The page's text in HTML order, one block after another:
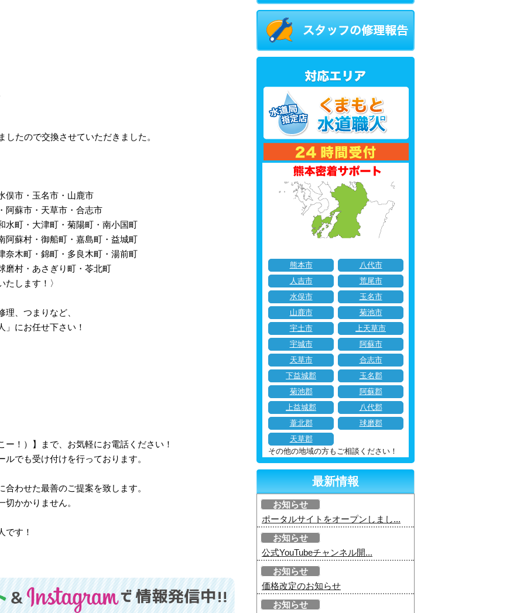
たので交換させていただきました。
俣市・玉名市・山鹿市
阿蘇市・天草市・合志市
水町・大津町・菊陽町・南小国町
阿蘇村・御船町・嘉島町・益城町
奈木町・錦町・多良木町・湯前町
磨村・あさぎり町・苓北町
たします！〉
、つまりなど、
」にお任せ下さい！
ー！）】まで、お気軽にお電話ください！
でも受け付けを行っております。
わせた最善のご提案を致します。
かかりません。
です！
熊本市
八代市
人吉市
荒尾市
水俣市
玉名市
山鹿市
菊池市
宇土市
上天草市
宇城市
阿蘇市
天草市
合志市
下益城郡
玉名郡
菊池郡
阿蘇郡
上益城郡
八代郡
葦北郡
球磨郡
天草郡
その他の地域の方もご相談ください！
最新情報
お知らせ
ポータルサイトをオープンしまし...
お知らせ
公式YouTubeチャンネル開...
お知らせ
価格改定のお知らせ
お知らせ